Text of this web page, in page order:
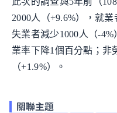
2000人（+9.6%），就業
失業者減少1000人（-
業率下降1個百分點；非
（+1.9%）。
關聯主題